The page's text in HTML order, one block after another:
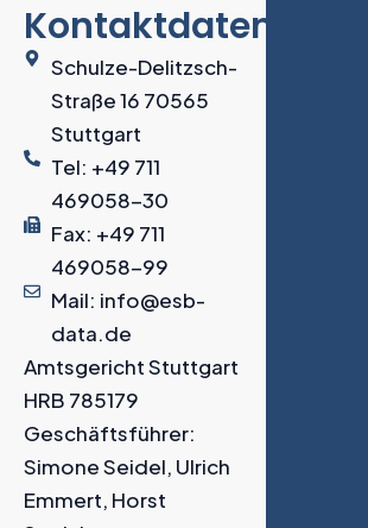
Kontaktdaten
Schulze-Delitzsch-
Straße 16 70565
Stuttgart
Tel: +49 711
469058-30
Fax: +49 711
469058-99
Mail: info@esb-
data.de
Amtsgericht Stuttgart
HRB 785179
Geschäftsführer:
Simone Seidel, Ulrich
Emmert, Horst